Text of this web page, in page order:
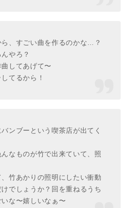
、すごい曲を作るのかな…？
やろ？
してあげて〜
てるから！
ンブーという喫茶店が出てく
なものが竹で出来ていて、照
竹あかりの照明にしたい衝動
でしょうか？回を重ねるうち
な〜嬉しいなぁ〜